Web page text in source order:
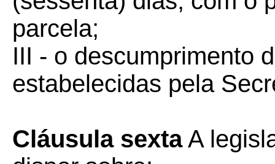
parcela;
III - o descumprimento
estabelecidas pela
Cláusula sextaA